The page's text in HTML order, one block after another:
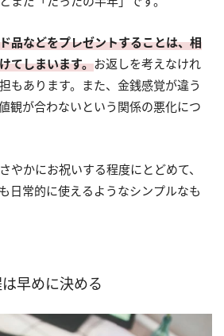
品などをプレゼントすることは、相
てしまいます。お返しを考えなけれ
もあります。また、金銭感覚が違う
観が合わないという関係の悪化につ
やかにお祝いする程度にとどめて、
日常的に使えるようなシンプルなも
は早めに決める